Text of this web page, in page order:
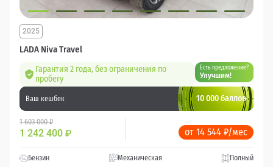
LADA Niva Travel
2025
Гарантия 2 года, без ограничения по
пробегу
Есть предложение?
Улучшим!
Ваш кешбек 10 000 баллов
1 603 000 ₽
1 242 400 ₽ от 14 544 ₽/мес
Бензин Механическая Полный